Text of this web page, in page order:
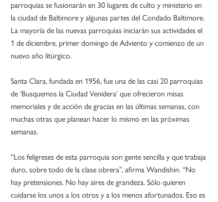
parroquias se fusionarán en 30 lugares de culto y ministerio en
la ciudad de Baltimore y algunas partes del Condado Baltimore.
La mayoría de las nuevas parroquias iniciarán sus actividades el
1 de diciembre, primer domingo de Adviento y comienzo de un
nuevo año litúrgico.
Santa Clara, fundada en 1956, fue una de las casi 20 parroquias
de ‘Busquemos la Ciudad Venidera’ que ofrecieron misas
memoriales y de acción de gracias en las últimas semanas, con
muchas otras que planean hacer lo mismo en las próximas
semanas.
“Los feligreses de esta parroquia son gente sencilla y que trabaja
duro, sobre todo de la clase obrera”, afirma Wandishin. “No
hay pretensiones. No hay aires de grandeza. Sólo quieren
cuidarse los unos a los otros y a los menos afortunados. Eso es